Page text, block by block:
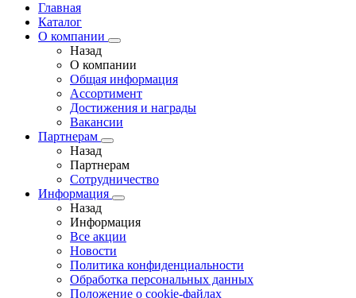
Главная
Каталог
О компании
Назад
О компании
Общая информация
Ассортимент
Достижения и награды
Вакансии
Партнерам
Назад
Партнерам
Сотрудничество
Информация
Назад
Информация
Все акции
Новости
Политика конфиденциальности
Обработка персональных данных
Положение о cookie-файлах